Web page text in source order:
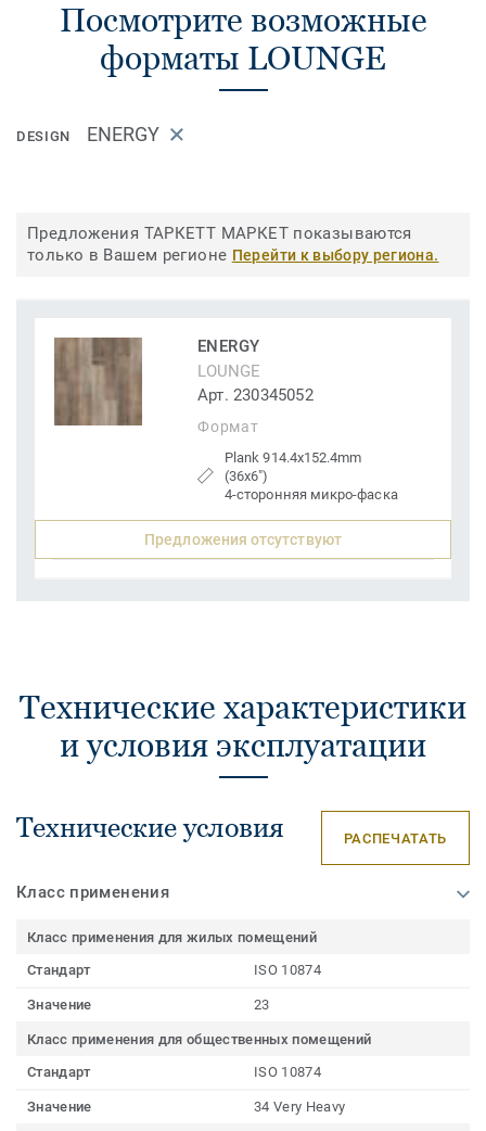
Посмотрите возможные
форматы LOUNGE
DESIGN ENERGY
Предложения ТАРКЕТТ МАРКЕТ показываются
только в Вашем регионе Перейти к выбору региона.
ENERGY
LOUNGE
Арт. 230345052
Формат
Plank 914.4x152.4mm
(36x6")
4-сторонняя микро-фаска
Предложения отсутствуют
Технические характеристики
и условия эксплуатации
Технические условия РАСПЕЧАТАТЬ
Класс применения
Класс применения для жилых помещений
Стандарт
ISO 10874
Значение 23
Класс применения для общественных помещений
Стандарт
ISO 10874
Значение 34 Very Heavy